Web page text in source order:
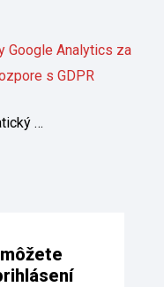
Google Analytics za
s GDPR
…